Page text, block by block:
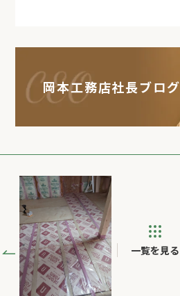
岡本工務店社長ブログ
一覧を見る